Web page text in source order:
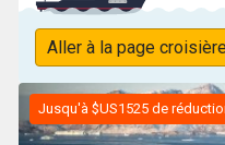
Aller à la page
Jusqu'à $US1525 de